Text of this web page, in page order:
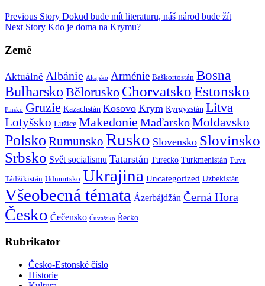
Previous Story Dokud bude mít literaturu, náš národ bude žít
Next Story Kdo je doma na Krymu?
Země
Aktuálně Albánie Altajsko Arménie Baškortostán Bosna
Bulharsko Bělorusko ChorvatskoEstonsko
Finsko Gruzie Kazachstán Kosovo Krym Kyrgyzstán Litva
Lotyšsko Lužice Makedonie MaďarskoMoldavsko
Polsko Rumunsko Rusko Slovensko Slovinsko
Srbsko Svět socialismu Tatarstán Turecko Turkmenistán Tuva
Tádžikistán Udmurtsko Ukrajina Uncategorized Uzbekistán
Všeobecná témata Ázerbájdžán Černá Hora
Česko Čečensko Čuvašsko Řecko
Rubrikator
Česko-Estonské číslo
Historie